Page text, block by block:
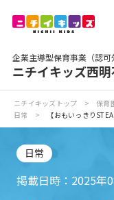
企業主導型保育事業（認可
ニチイキッズ西
ニチイが大切にして
お食事
ニチイキッズトップ > 保育
日常
> 【おもいっきり
日常
掲載日時：2025年